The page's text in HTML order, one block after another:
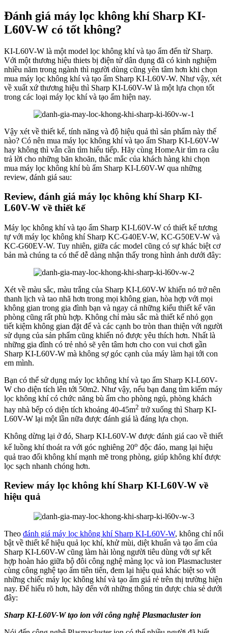
Đánh giá máy lọc không khí Sharp KI-
L60V-W có tốt không?
KI-L60V-W là một model lọc không khí và tạo ẩm đến từ Sharp.
Với một thương hiệu thiets bị điện tử dân dụng đã có kinh nghiệm
nhiều năm trong ngành thì người dùng cũng yên tâm hơn khi chọn
mua máy lọc không khí và tạo ẩm Sharp KI-L60V-W. Như vậy, xét
về xuất xứ thương hiệu thì Sharp KI-L60V-W là một lựa chọn tốt
trong các loại máy lọc khí và tạo ẩm hiện nay.
Vậy xét về thiết kế, tính năng và độ hiệu quả thì sản phẩm này thế
nào? Có nên mua máy lọc không khí và tạo ẩm Sharp KI-L60V-W
hay không thì vẫn cần tìm hiểu tiếp. Hãy cùng HomeAir tìm ra câu
trả lời cho những băn khoăn, thắc mắc của khách hàng khi chọn
mua máy lọc không khí bù ẩm Sharp KI-L60V-W qua những
review, đánh giá sau:
Review, đánh giá máy lọc không khí Sharp KI-
L60V-W về thiết kế
Máy lọc không khí và tạo ẩm Sharp KI-L60V-W có thiết kế tương
tự với máy lọc không khí Sharp KC-G40EV-W, KC-G50EV-W và
KC-G60EV-W. Tuy nhiên, giữa các model cũng có sự khác biệt cơ
bản mà chúng ta có thể dễ dàng nhận thấy trong hình ảnh dưới đây:
Xét về màu sắc, màu trắng của Sharp KI-L60V-W khiến nó trở nên
thanh lịch và tao nhã hơn trong mọi không gian, hòa hợp với mọi
không gian trong gia đình bạn và ngay cả những kiểu thiết kế văn
phòng cũng rất phù hợp. Không chỉ màu sắc mà thiết kế nhỏ gọn
tiết kiệm không gian đặt để và các cạnh bo tròn than thiện với người
sử dụng của sản phẩm cũng khiến nó được yêu thích hơn. Nhất là
những gia đình có trẻ nhỏ sẽ yên tâm hơn cho con vui chơi gần
Sharp KI-L60V-W mà không sợ góc cạnh của máy làm hại tới con
em mình.
Bạn có thể sử dụng máy lọc không khí và tạo ẩm Sharp KI-L60V-
W cho diện tích lên tới 50m2. Như vậy, nếu bạn đang tìm kiếm máy
lọc không khí có chức năng bù ẩm cho phòng ngủ, phòng khách
hay nhà bếp có diện tích khoảng 40-45m2 trở xuống thì Sharp KI-
L60V-W lại một lần nữa được đánh giá là đáng lựa chọn.
Không dừng lại ở đó, Sharp KI-L60V-W được đánh giá cao về thiết
kế luồng khí thoát ra với góc nghiêng 20o độc đáo, mang lại hiệu
quả trao đổi không khí mạnh mẽ trong phòng, giúp không khí được
lọc sạch nhanh chóng hơn.
Review máy lọc không khí Sharp KI-L60V-W về
hiệu quả
Theo đánh giá máy lọc không khí Sharp KI-L60V-W, không chỉ nổi
bật về thiết kế hiệu quả lọc khí, khử mùi, diệt khuẩn và tạo ẩm của
Sharp KI-L60V-W cũng làm hài lòng người tiêu dùng với sự kết
hợp hoàn hảo giữa bộ đôi công nghệ màng lọc và ion Plasmacluster
cùng công nghệ tạo ẩm tiên tiến, đem lại hiệu quả khác biệt so với
những chiếc máy lọc không khí và tạo ẩm giá rẻ trên thị trường hiện
nay. Để hiểu rõ hơn, hãy đến với những thông tin được chia sẻ dưới
đây:
Sharp KI-L60V-W tạo ion với công nghệ Plasmacluster ion